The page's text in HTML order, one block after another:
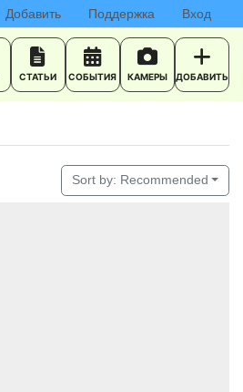
Добавить Поддержка Вход
СТАТЬИ СОБЫТИЯ КАМЕРЫ ДОБАВИТЬ
Sort by: Recommended